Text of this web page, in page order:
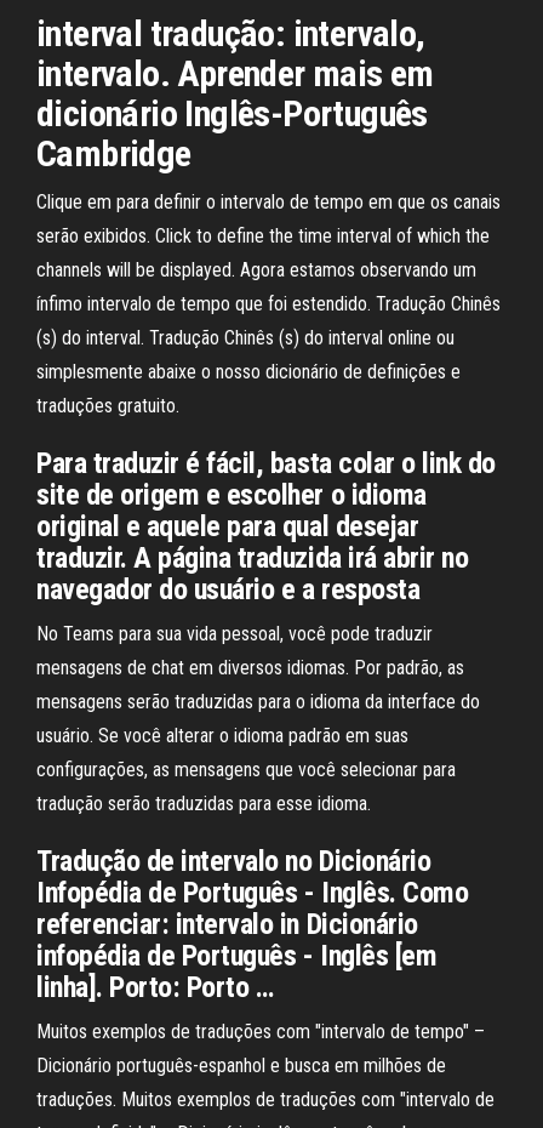
interval tradução: intervalo,
intervalo. Aprender mais em
dicionário Inglês-Português
Cambridge
Clique em para definir o intervalo de tempo em que os canais
serão exibidos. Click to define the time interval of which the
channels will be displayed. Agora estamos observando um
ínfimo intervalo de tempo que foi estendido. Tradução Chinês
(s) do interval. Tradução Chinês (s) do interval online ou
simplesmente abaixe o nosso dicionário de definições e
traduções gratuito.
Para traduzir é fácil, basta colar o link do
site de origem e escolher o idioma
original e aquele para qual desejar
traduzir. A página traduzida irá abrir no
navegador do usuário e a resposta
No Teams para sua vida pessoal, você pode traduzir
mensagens de chat em diversos idiomas. Por padrão, as
mensagens serão traduzidas para o idioma da interface do
usuário. Se você alterar o idioma padrão em suas
configurações, as mensagens que você selecionar para
tradução serão traduzidas para esse idioma.
Tradução de intervalo no Dicionário
Infopédia de Português - Inglês. Como
referenciar: intervalo in Dicionário
infopédia de Português - Inglês [em
linha]. Porto: Porto …
Muitos exemplos de traduções com "intervalo de tempo" –
Dicionário português-espanhol e busca em milhões de
traduções. Muitos exemplos de traduções com "intervalo de